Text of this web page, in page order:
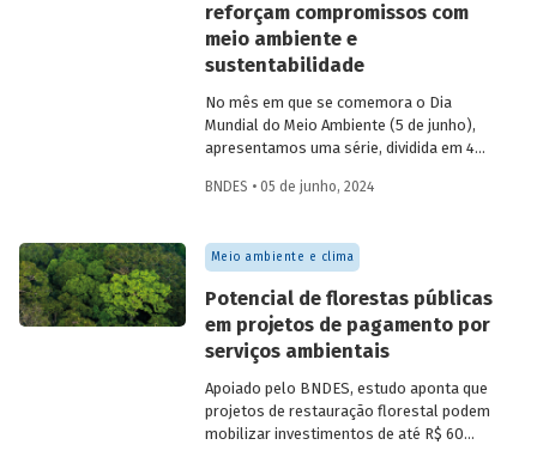
reforçam compromissos com
meio ambiente e
sustentabilidade
No mês em que se comemora o Dia
Mundial do Meio Ambiente (5 de junho),
apresentamos uma série, dividida em 4
BNDES relacionadas ao tema. Esta
Amazônia e Estruturação de Soluções de
Parques e Florestas.
BNDES • 05 de junho, 2024
Meio ambiente e clima
Potencial de florestas públicas
em projetos de pagamento por
serviços ambientais
Apoiado pelo BNDES, estudo aponta que
projetos de restauração florestal podem
mobilizar investimentos de até R$ 60